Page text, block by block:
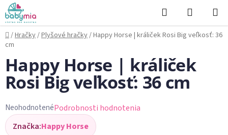
Prejsť
na
obsah
Hľadať
KOŠÍK
Domov
/Hračky/Plyšové hračky/Happy Horse | králiček Rosi Big veľkosť: 36
cm
Happy Horse | králiček
Rosi Big veľkosť: 36 cm
Priemerné
hodnotenie
NeohodnotenéPodrobnosti hodnotenia
Značka:Happy Horse